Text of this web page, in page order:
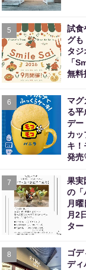
5
試食
グも
タジ
「
無料
6
マグ
る平
デー
カッ
キ！
発
7
果実
の「
月
月2
ター
8
ゴ
ディ